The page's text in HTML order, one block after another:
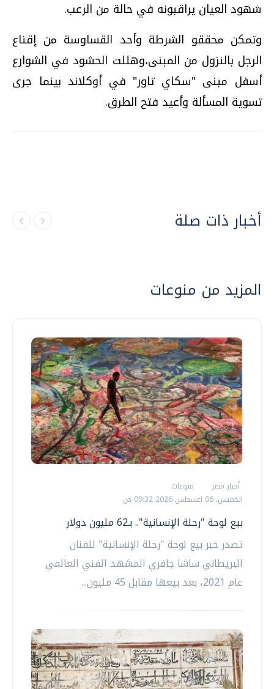
شهود العيان يراقبونه في حالة من الرعب.
وتمكن محققو الشرطة وأحد القساوسة من إقناع
الرجل بالنزول من المبنى،وهللت الحشود في الشوارع
أسفل مبنى "سكاي تاور" في أوكلاند بينما جرى
تسوية المسألة وأعيد فتح الطرق.
أخبار ذات صلة
المزيد من منوعات
أخبار مصر
منوعات
الخميس، 06 اغسطس 2026 09:32 ص
بيع لوحة "رحلة الإنسانية".. بـ62 مليون دولار
تصدر خبر بيع لوحة "رحلة الإنسانية" للفنان
البريطاني ساشا جافري المشهد الفني العالمي
عام 2021، بعد بيعها مقابل 45 مليون...